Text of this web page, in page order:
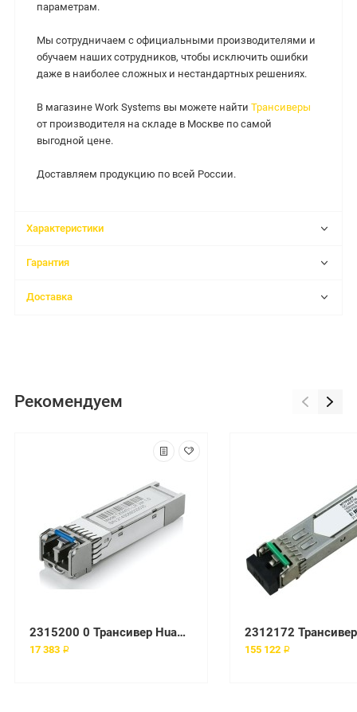
параметрам.
Мы сотрудничаем с официальными производителями и
обучаем наших сотрудников, чтобы исключить ошибки
даже в наиболее сложных и нестандартных решениях.
В магазине Work Systems вы можете найти Трансиверы
от производителя на складе в Москве по самой
выгодной цене.
Доставляем продукцию по всей России.
Характеристики
Гарантия
Доставка
Рекомендуем
2315200 0 Трансивер Huawei
17 383 ₽
2312172
155 122 ₽